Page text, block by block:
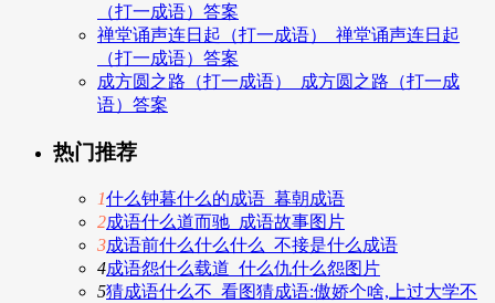
（打一成语）答案
禅堂诵声连日起（打一成语）_禅堂诵声连日起
（打一成语）答案
成方圆之路（打一成语）_成方圆之路（打一成
语）答案
热门推荐
1什么钟暮什么的成语_暮朝成语
2成语什么道而驰_成语故事图片
3成语前什么什么什么_不接是什么成语
4成语怨什么载道_什么仇什么怨图片
5猜成语什么不_看图猜成语:傲娇个啥,上过大学不